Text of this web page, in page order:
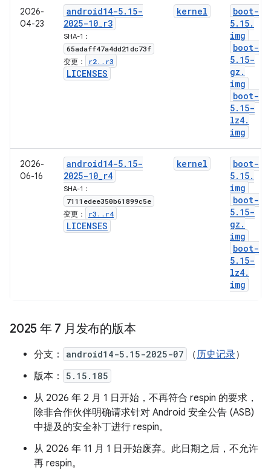
2026-
04-23
android14-5. 15-
2025-10_r3
SHA-1：
65adaff47a4dd21dc73f
变更： r2. . r3
LICENSES
kernel
boot-
5. 15.
img
boot-
5. 15-
gz .
img
boot-
5. 15-
lz4.
img
2026-
06-16
android14-5. 15-
2025-10_r4
SHA-1：
7111edee350b61899c5e
变更： r3 . . r4
LICENSES
kernel
boot-
5. 15.
img
boot-
5. 15-
gz .
img
boot-
5. 15-
lz4.
img
2025 年 7 月发布的版本
分支： android14-5.15-2025-07 （历史记录）
版本：
5.15.185
从 2026 年 2 月 1 日开始，不再符合 respin 的要求，
除非合作伙伴明确请求针对 Android 安全公告 (ASB)
中提及的安全补丁进行 respin。
从 2026 年 11 月 1 日开始废弃。此日期之后，不允许
再 respin。